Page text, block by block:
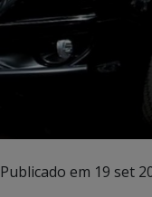
Publicado em 19 set